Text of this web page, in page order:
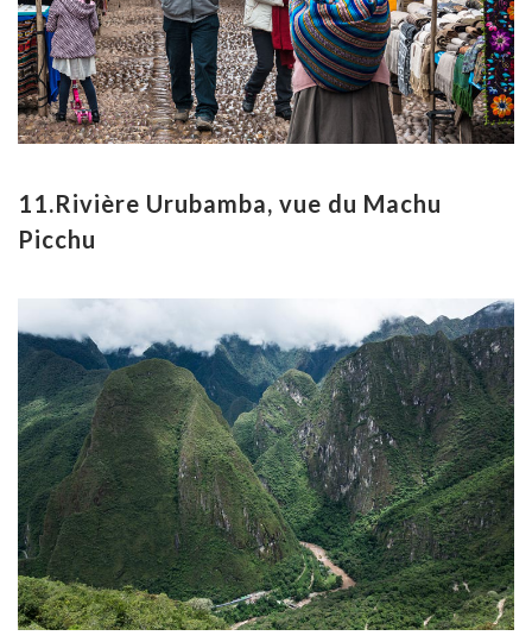
11.Rivière Urubamba, vue du Machu
Picchu